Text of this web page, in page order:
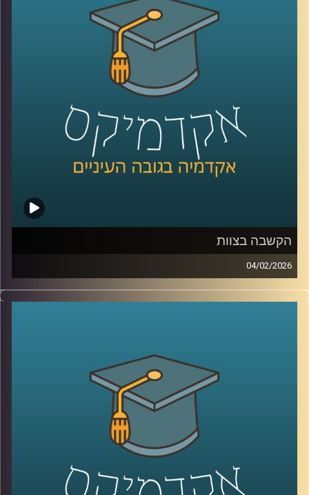
בבית המשפט העליון, אז מה אפשר ללמוד מהמספרים, האם
זה משבר רגעי או מגמה ארוכה, למה אמון נהיה תלוי מחנה
פוליטי, ומה המשמעות של זה לתחושת הייצוג, לציות לחוק,
ולחוסן החברתי, כדי לעשות סדר הזמנו את פרופ׳ אמנון כוורי,
פרופסור חבר וראש המכון לחירות ואחריות בבית ספר לאודר
לממשל ודיפלומטיה באוניברסיטת רייכמן, וביחד ננסה להבין
מה עומד מאחורי הנתונים, מה המדינה והחברה יכולות לעשות
כדי לשקם את האמון שלנו?
הקשבה בצוות
04/02/2026
בעולם הניהול והחיים האישיים מדברים הרבה על תקשורת
טובה, אבל הרבה פחות על הקשבה אמיתית, כזו שמשנה
שהיא למעשה מנגנון עמוק שמכתיב אם צוותים ידברו וישתפו
ידע, ואם משפחות ירגישו מובנות או מתוסכלות. בפרק הזה
אנחנו מדברים על האופן שבו סגנון ההקשבה של מנהל, הורה
או בן משפחה מעצב את איכות הדיאלוג סביבו.
יחד עם ד״ר אסנת בוסקילה־ים, יועצת ארגונית ומרצה
באוניברסיטת רייכמן, נבחן למה הקשבה כל כך מאתגרת, למה
נאומים הם האויב שלה, ומה ההבדל בין הקשבה אישית,
הקשבה בצוות והקשבה במשפחה, ואיך שינוי קטן באופן
ההקשבה יכול לייצר שינוי גדול ביחסים?